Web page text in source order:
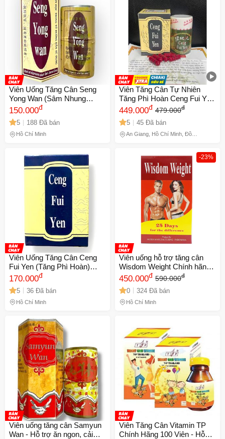
Viên Uống Tăng Cân Seng
Yong Wan (Sâm Nhung
Hoàn) - Hỗ Trợ Ăn Ngon,
Ngủ Ngon, Da Dẻ Hồng Hào
- Hộp 20 Viên Xuất Xứ
Malaysia - Mã 1469
150.000đ
5 188 Đã bán
Hồ Chí Minh
Viên Tăng Cân Tự Nhiên
Tăng Phì Hoàn Ceng Fui Yen
30 Viên - Hỗ Trợ Tăng Cân,
Khỏe Mạnh, Giấc Ngủ Tốt
hơn
449.000đ 479.000đ
5 45 Đã bán
An Giang, Hồ Chí Minh, Đồng
Viên Uống Tăng Cân Ceng
Fui Yen (Tăng Phì Hoàn)
Nhập Khẩu Malaysia - Hỗ
Trợ Tăng Cường Sức Khỏe,
Ngon Miệng, Ngủ Ngon - Mã
1071
170.000đ
5 36 Đã bán
Hồ Chí Minh
-23%
Viên uống hỗ trợ tăng cân
Wisdom Weight Chính hãng -
Tự nhiên, hiệu quả, an toàn
cho sức khỏe, dễ sử dụng
mọi lứa tuổi
450.000đ 590.000đ
0 324 Đã bán
Hồ Chí Minh
Viên uống tăng cân Samyun
Wan - Hỗ trợ ăn ngon, cải
Viên Tăng Cân Vitamin TP
Chính Hãng 100 Viên - Hỗ